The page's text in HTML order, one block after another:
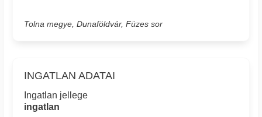
Tolna megye, Dunaföldvár, Füzes sor
INGATLAN ADATAI
Ingatlan jellege
ingatlan